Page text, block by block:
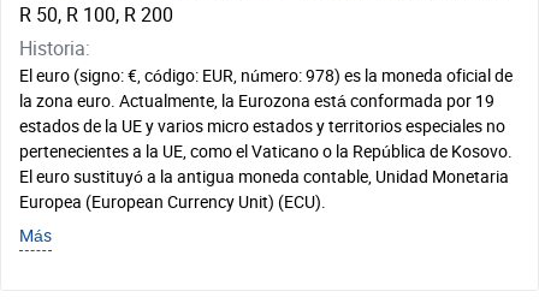
R 50, R 100, R 200
Historia:
El euro (signo: €, código: EUR, número: 978) es la moneda oficial de
la zona euro. Actualmente, la Eurozona está conformada por 19
estados de la UE y varios micro estados y territorios especiales no
pertenecientes a la UE, como el Vaticano o la República de Kosovo.
El euro sustituyó a la antigua moneda contable, Unidad Monetaria
Europea (European Currency Unit) (ECU).
Más